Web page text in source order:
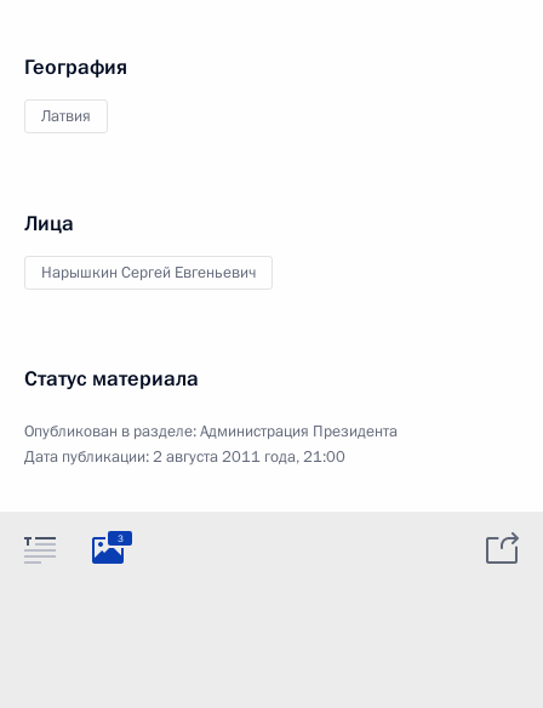
География
Латвия
Лица
Нарышкин Сергей Евгеньевич
Статус материала
Опубликован в разделе:Администрация Президента
Дата публикации:2 августа 2011 года, 21:00
3